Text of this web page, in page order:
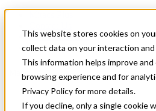
This website stores cookies on
collect data on your interaction
This information helps improve
browsing experience and for
Privacy Policy for more details.
If you decline, only a single cookie
News & Events
Get Started
Menu